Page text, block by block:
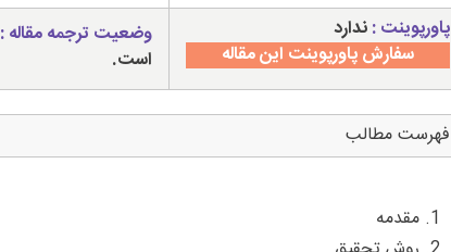
پاورپوینت :ندارد
سفارش پاورپوینت این مقاله
وضعیت ترجمه مقاله :
است.
فهرست مطالب